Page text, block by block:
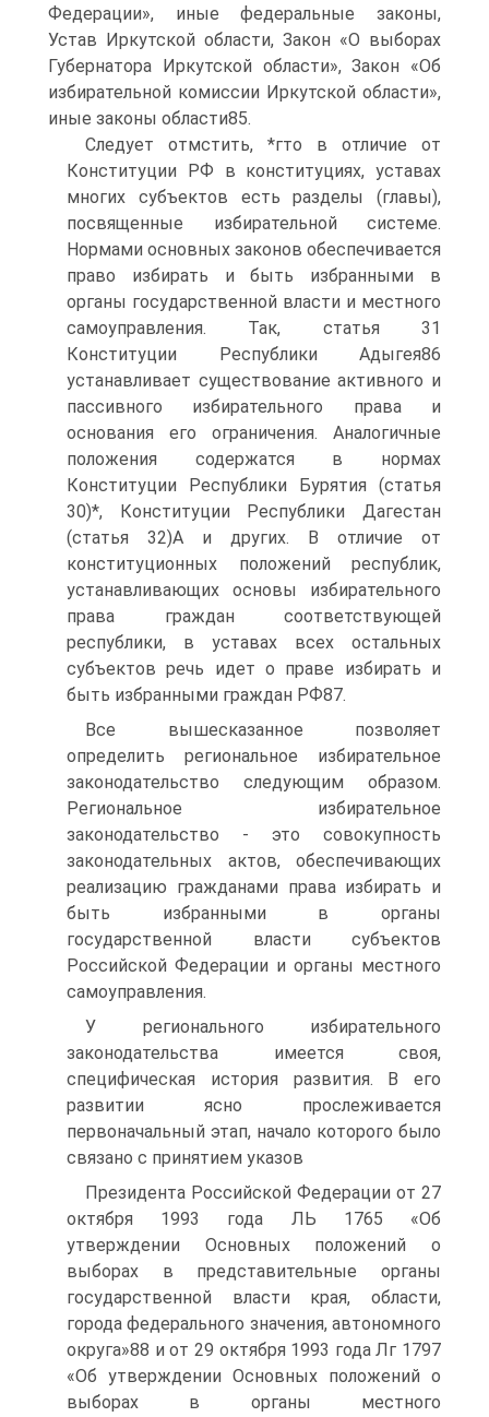
Федерации», иные федеральные законы,
Устав Иркутской области, Закон «О выборах
Губернатора Иркутской области», Закон «Об
избирательной комиссии Иркутской области»,
иные законы области85.
Следует отмстить, *гто в отличие от
Конституции РФ в конституциях, уставах
многих субъектов есть разделы (главы),
посвященные избирательной системе.
Нормами основных законов обеспечивается
право избирать и быть избранными в
органы государственной власти и местного
самоуправления. Так, статья 31
Конституции Республики Адыгея86
устанавливает существование активного и
пассивного избирательного права и
основания его ограничения. Аналогичные
положения содержатся в нормах
Конституции Республики Бурятия (статья
30)*, Конституции Республики Дагестан
(статья 32)А и других. В отличие от
конституционных положений республик,
устанавливающих основы избирательного
права граждан соответствующей
республики, в уставах всех остальных
субъектов речь идет о праве избирать и
быть избранными граждан РФ87.
Все вышесказанное позволяет
определить региональное избирательное
законодательство следующим образом.
Региональное избирательное
законодательство - это совокупность
законодательных актов, обеспечивающих
реализацию гражданами права избирать и
быть избранными в органы
государственной власти субъектов
Российской Федерации и органы местного
самоуправления.
У регионального избирательного
законодательства имеется своя,
специфическая история развития. В его
развитии ясно прослеживается
первоначальный этап, начало которого было
связано с принятием указов
Президента Российской Федерации от 27
октября 1993 года ЛЬ 1765 «Об
утверждении Основных положений о
выборах в представительные органы
государственной власти края, области,
города федерального значения, автономного
округа»88 и от 29 октября 1993 года Лг 1797
«Об утверждении Основных положений о
выборах в органы местного